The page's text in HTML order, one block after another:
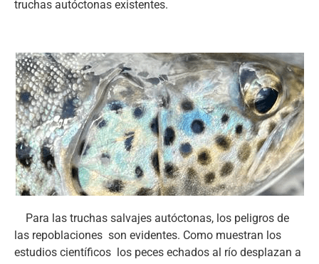
truchas autóctonas existentes.
Para las truchas salvajes autóctonas, los peligros de
las repoblaciones son evidentes. Como muestran los
estudios científicos los peces echados al río desplazan a